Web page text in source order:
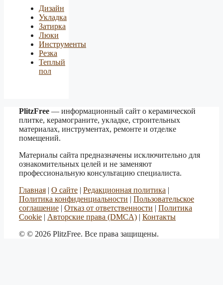
Дизайн
Укладка
Затирка
Люки
Инструменты
Резка
Теплый
пол
PlitzFree — информационный сайт о керамической
плитке, керамограните, укладке, строительных
материалах, инструментах, ремонте и отделке
помещений.
Материалы сайта предназначены исключительно для
ознакомительных целей и не заменяют
профессиональную консультацию специалиста.
Главная | О сайте | Редакционная политика |
Политика конфиденциальности | Пользовательское
соглашение | Отказ от ответственности | Политика
Cookie | Авторские права (DMCA) | Контакты
© © 2026 PlitzFree. Все права защищены.